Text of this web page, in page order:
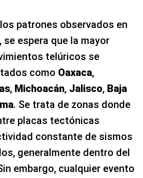
patrones observados en
espera que la mayor
telúricos se
como Oaxaca,
, Michoacán, Jalisco, Baja
. Se trata de zonas donde
placas tectónicas
constante de sismos
generalmente dentro del
embargo, cualquier evento